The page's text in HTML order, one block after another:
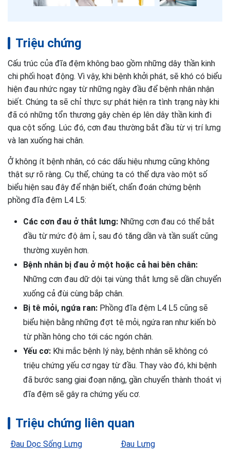
Triệu chứng
Cấu trúc của đĩa đệm không bao gồm những dây thần kinh
chi phối hoạt động. Vì vậy, khi bệnh khởi phát, sẽ khó có biểu
hiện đau nhức ngay từ những ngày đầu để bệnh nhân nhận
biết. Chúng ta sẽ chỉ thực sự phát hiện ra tình trạng này khi
đã có những tổn thương gây chèn ép lên dây thần kinh đi
qua cột sống. Lúc đó, cơn đau thường bắt đầu từ vị trí lưng
và lan xuống hai chân.
Ở không ít bệnh nhân, có các dấu hiệu nhưng cũng không
thật sự rõ ràng. Cụ thể, chúng ta có thể dựa vào một số
biểu hiện sau đây để nhận biết, chẩn đoán chứng bệnh
phồng đĩa đệm L4 L5:
Các cơn đau ở thắt lưng: Những cơn đau có thể bắt
đầu từ mức độ âm ỉ, sau đó tăng dần và tần suất cũng
thường xuyên hơn.
Bệnh nhân bị đau ở một hoặc cả hai bên chân:
Những cơn đau dữ dội tại vùng thắt lưng sẽ dần chuyển
xuống cả đùi cùng bắp chân.
Bị tê mỏi, ngứa ran: Phồng đĩa đệm L4 L5 cũng sẽ
biểu hiện bằng những đợt tê mỏi, ngứa ran như kiến bò
từ phần hông cho tới các ngón chân.
Yếu cơ: Khi mắc bệnh lý này, bệnh nhân sẽ không có
triệu chứng yếu cơ ngay từ đầu. Thay vào đó, khi bệnh
đã bước sang giai đoạn nặng, gần chuyển thành thoát vị
đĩa đệm sẽ gây ra chứng yếu cơ.
Triệu chứng liên quan
Đau Dọc Sống Lưng Đau Lưng